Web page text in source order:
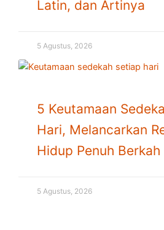
Latin, dan Artinya
5 Agustus, 2026
5 Keutamaan
Hari, Melancarkan
Hidup Penuh Berkah
5 Agustus, 2026